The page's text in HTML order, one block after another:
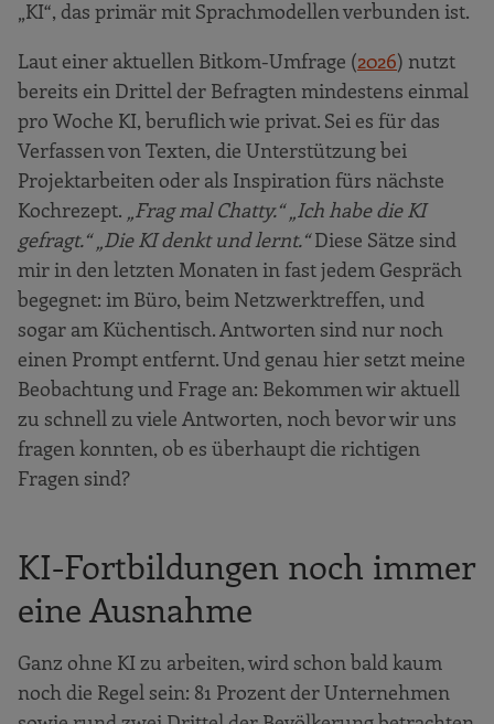
„KI“, das primär mit Sprachmodellen verbunden ist.
Laut einer aktuellen Bitkom-Umfrage (2026) nutzt
bereits ein Drittel der Befragten mindestens einmal
pro Woche KI, beruflich wie privat. Sei es für das
Verfassen von Texten, die Unterstützung bei
Projektarbeiten oder als Inspiration fürs nächste
Kochrezept. „Frag mal Chatty.“ „Ich habe die KI
gefragt.“ „Die KI denkt und lernt.“Diese Sätze sind
mir in den letzten Monaten in fast jedem Gespräch
begegnet: im Büro, beim Netzwerktreffen, und
sogar am Küchentisch. Antworten sind nur noch
einen Prompt entfernt. Und genau hier setzt meine
Beobachtung und Frage an: Bekommen wir aktuell
zu schnell zu viele Antworten, noch bevor wir uns
fragen konnten, ob es überhaupt die richtigen
Fragen sind?
KI-Fortbildungen noch immer
eine Ausnahme
Ganz ohne KI zu arbeiten, wird schon bald kaum
noch die Regel sein: 81 Prozent der Unternehmen